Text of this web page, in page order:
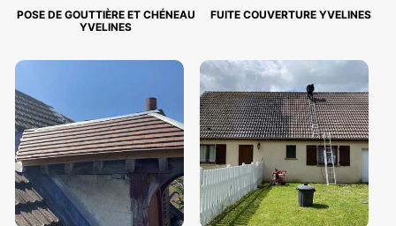
POSE DE GOUTTIÈRE ET CHÉNEAU
YVELINES
FUITE COUVERTURE YVELINES